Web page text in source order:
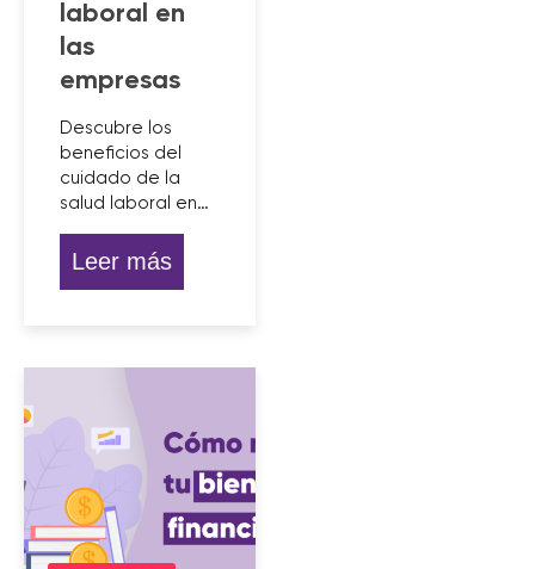
laboral en
las
empresas
Descubre los
beneficios del
cuidado de la
salud laboral en…
Leer más